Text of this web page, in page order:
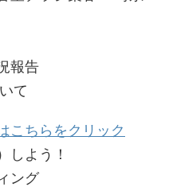
報告
て
こちらをクリック
しよう！
ング